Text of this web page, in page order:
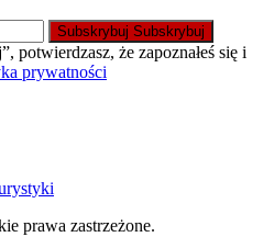
Subskrybuj Subskrybuj
potwierdzasz, że zapoznałeś się i
prywatności
prawa zastrzeżone.